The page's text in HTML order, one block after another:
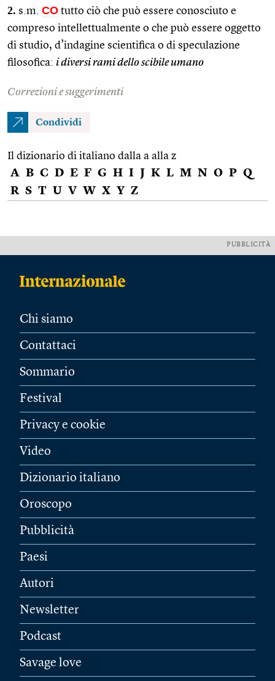
2. s.m. CO tutto ciò che può essere conosciuto e
compreso intellettualmente o che può essere oggetto
di studio, d’indagine scientifica o di speculazione
filosofica: i diversi rami dello scibile umano
Correzioni e suggerimenti
Condividi
Il dizionario di italiano dalla a alla z
A B C D E F G H I J K L M N O P Q
R S T U V W X Y Z
PUBBLICITÀ
Chi siamo
Contattaci
Sommario
Festival
Privacy e cookie
Video
Dizionario italiano
Oroscopo
Pubblicità
Paesi
Autori
Newsletter
Podcast
Savage love